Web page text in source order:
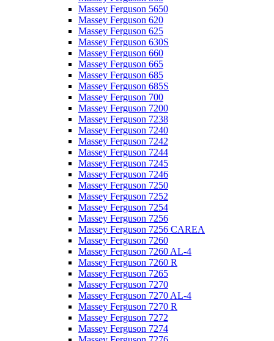
Massey Ferguson 5650
Massey Ferguson 620
Massey Ferguson 625
Massey Ferguson 630S
Massey Ferguson 660
Massey Ferguson 665
Massey Ferguson 685
Massey Ferguson 685S
Massey Ferguson 700
Massey Ferguson 7200
Massey Ferguson 7238
Massey Ferguson 7240
Massey Ferguson 7242
Massey Ferguson 7244
Massey Ferguson 7245
Massey Ferguson 7246
Massey Ferguson 7250
Massey Ferguson 7252
Massey Ferguson 7254
Massey Ferguson 7256
Massey Ferguson 7256 CAREA
Massey Ferguson 7260
Massey Ferguson 7260 AL-4
Massey Ferguson 7260 R
Massey Ferguson 7265
Massey Ferguson 7270
Massey Ferguson 7270 AL-4
Massey Ferguson 7270 R
Massey Ferguson 7272
Massey Ferguson 7274